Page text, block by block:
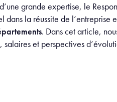
grande expertise, le
dans la réussite de l’entreprise
. Dans cet article,
et perspectives